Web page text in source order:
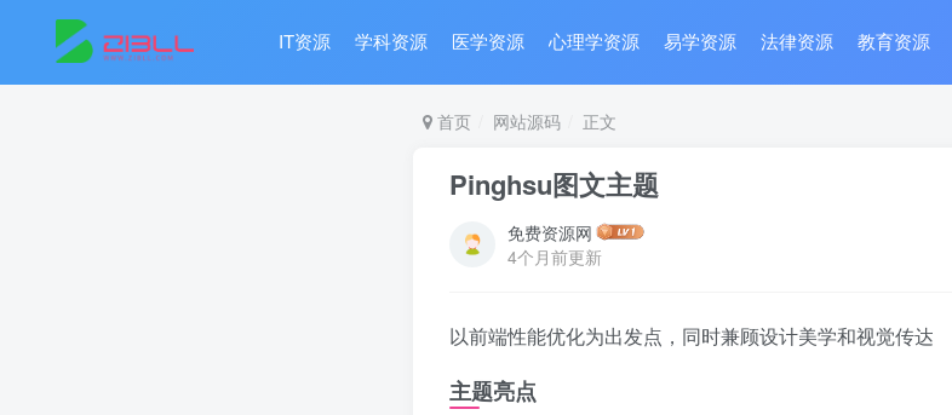
IT资源 学科资源 医学资源 心理学资源 易学资源 法律资源 教育资源
首页 网站源码 正文
Pinghsu图文主题
免费资源网
4个月前更新
以前端性能优化为出发点，同时兼顾设计美学和视觉传达
主题亮点